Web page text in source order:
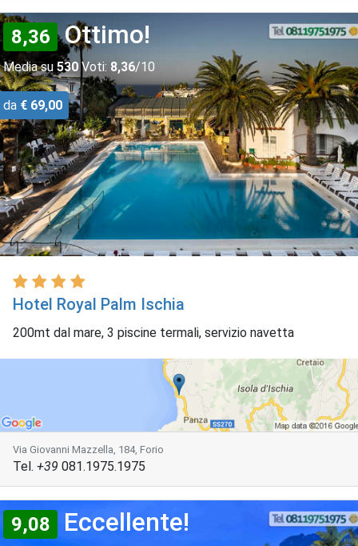
8,36 Ottimo!
Media su 530 Voti: 8,36/10
da € 69,00
Hotel Royal Palm Ischia
200mt dal mare, 3 piscine termali, servizio navetta
Via Giovanni Mazzella, 184, Forio
Tel. +39 081.1975.1975
9,08 Eccellente!